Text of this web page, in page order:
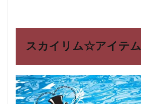
スカイリム☆アイテム